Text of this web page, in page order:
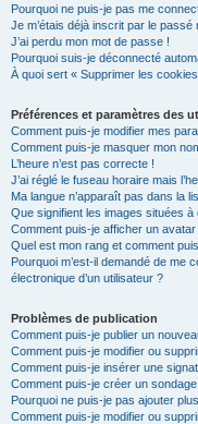
Pourquoi ne puis-je pas me
Je m’étais déjà inscrit par le
J’ai perdu mon mot de passe !
Pourquoi suis-je déconnecté
À quoi sert « Supprimer les
Préférences et paramètres des
Comment puis-je modifier mes
Comment puis-je masquer mon
L’heure n’est pas correcte !
J’ai réglé le fuseau horaire mais
Ma langue n’apparaît pas dans la
Que signifient les images situées à
Comment puis-je afficher un avatar
Quel est mon rang et comment
Pourquoi m’est-il demandé de me
électronique d’un utilisateur ?
Problèmes de publication
Comment puis-je publier un
Comment puis-je modifier ou
Comment puis-je insérer une
Comment puis-je créer un
Pourquoi ne puis-je pas ajouter
Comment puis-je modifier ou